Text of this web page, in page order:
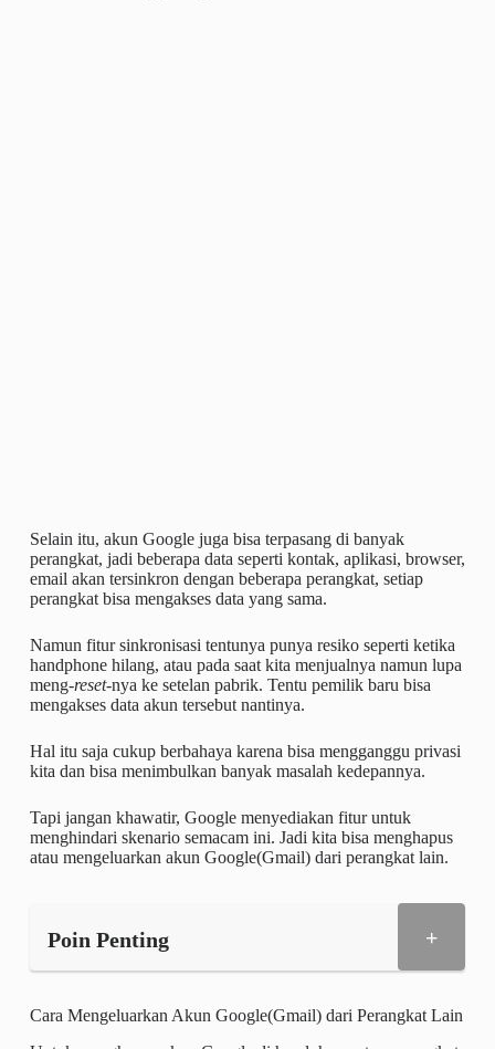
Selain itu, akun Google juga bisa terpasang di banyak
perangkat, jadi beberapa data seperti kontak, aplikasi, browser,
email akan tersinkron dengan beberapa perangkat, setiap
perangkat bisa mengakses data yang sama.
Namun fitur sinkronisasi tentunya punya resiko seperti ketika
handphone hilang, atau pada saat kita menjualnya namun lupa
meng-reset-nya ke setelan pabrik. Tentu pemilik baru bisa
mengakses data akun tersebut nantinya.
Hal itu saja cukup berbahaya karena bisa mengganggu privasi
kita dan bisa menimbulkan banyak masalah kedepannya.
Tapi jangan khawatir, Google menyediakan fitur untuk
menghindari skenario semacam ini. Jadi kita bisa menghapus
atau mengeluarkan akun Google(Gmail) dari perangkat lain.
Poin Penting +
Cara Mengeluarkan Akun Google(Gmail) dari Perangkat Lain